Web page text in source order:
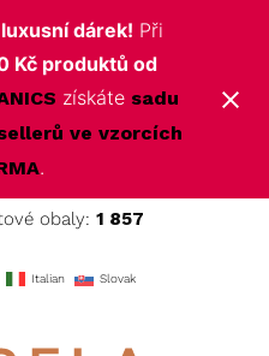
dárek! Při
Kč produktů od
získáte sadu
ve vzorcích
.
obaly: 1 857
Italian Slovak